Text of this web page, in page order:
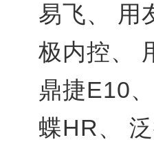
易飞、
用
极内控、
鼎捷E10、
蝶HR、